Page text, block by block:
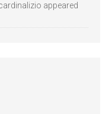
appeared